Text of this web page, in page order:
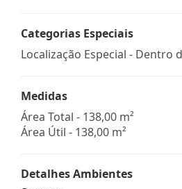
Categorias Especiais
Localização Especial - Dentro
Medidas
Área Total - 138,00 m²
Área Útil - 138,00 m²
Detalhes Ambientes